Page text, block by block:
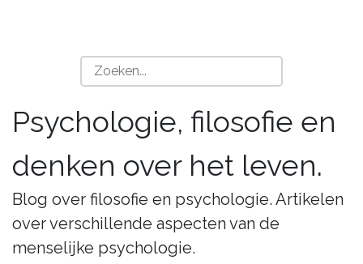
Psychologie, filosofie en
denken over het leven.
Blog over filosofie en psychologie. Artikelen
over verschillende aspecten van de
menselijke psychologie.